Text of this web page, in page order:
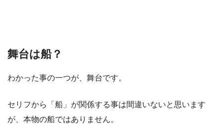
舞台は船？
わかった事の一つが、舞台です。
セリフから「船」が関係する事は間違いないと思います
が、本物の船ではありません。